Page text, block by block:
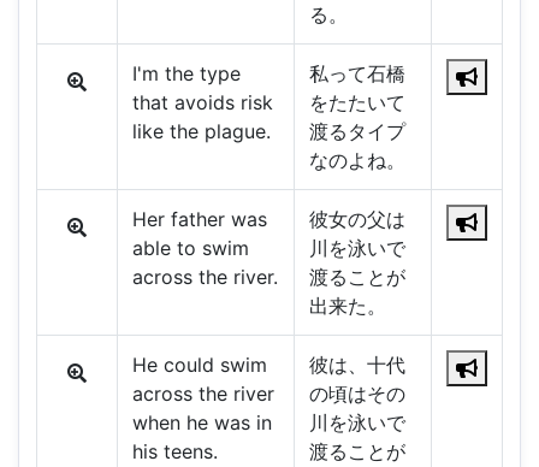
る。
I'm the type
that avoids risk
like the plague.
私って石橋
をたたいて
渡るタイプ
なのよね。
Her father was
able to swim
across the river.
彼女の父は
川を泳いで
渡ることが
出来た。
He could swim
across the river
when he was in
his teens.
彼は、十代
の頃はその
川を泳いで
渡ることが